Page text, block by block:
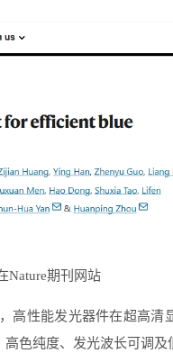
Nature期刊网站
高性能发光器件在超高清
色纯度、发光波长可调